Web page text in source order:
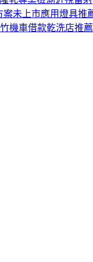
案未上市應用燈具推
機車借款乾洗店推薦